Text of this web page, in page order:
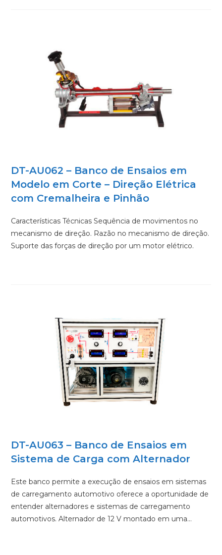
DT-AU062 – Banco de Ensaios em
Modelo em Corte – Direção Elétrica
com Cremalheira e Pinhão
Características Técnicas Sequência de movimentos no
mecanismo de direção. Razão no mecanismo de direção.
Suporte das forças de direção por um motor elétrico.
DT-AU063 – Banco de Ensaios em
Sistema de Carga com Alternador
Este banco permite a execução de ensaios em sistemas
de carregamento automotivo oferece a oportunidade de
entender alternadores e sistemas de carregamento
automotivos. Alternador de 12 V montado em uma…